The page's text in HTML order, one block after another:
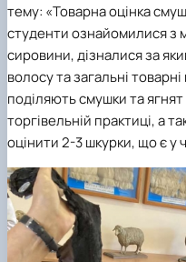
тему: «Товарна оцінка
студенти ознайомилися з
сировини, дізналися за
волосу та загальні
поділяють смушки та
торгівельній практиці, а
оцінити 2-3 шкурки, що є у